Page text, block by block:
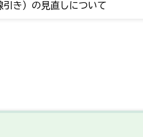
引き）の見直しについて